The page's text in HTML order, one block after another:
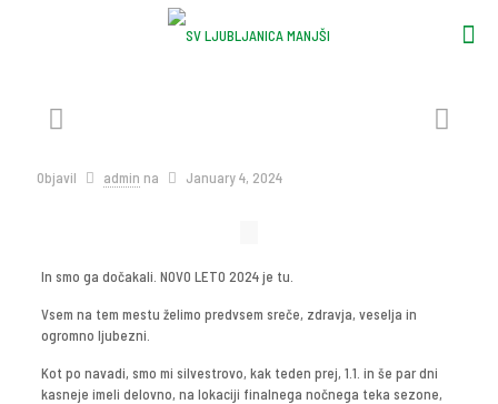
Objavil admin na January 4, 2024
In smo ga dočakali. NOVO LETO 2024 je tu.
Vsem na tem mestu želimo predvsem sreče, zdravja, veselja in
ogromno ljubezni.
Kot po navadi, smo mi silvestrovo, kak teden prej, 1.1. in še par dni
kasneje imeli delovno, na lokaciji finalnega nočnega teka sezone,